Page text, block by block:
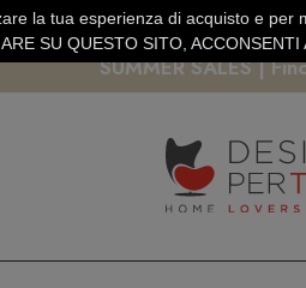
PAGAMENTO SICURO
SUMMER SALES |
la tua esperienza di acquisto e
SU QUESTO SITO,